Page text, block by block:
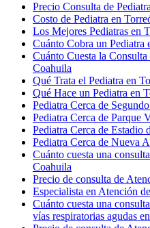
Precio Consulta de
Costo de Pediatra en
Los Mejores Pediatras en
Cuánto Cobra un Pediatra
Cuánto Cuesta la
Coahuila
Qué Trata el Pediatra en
Qué Hace un Pediatra en
Pediatra Cerca de
Pediatra Cerca de Parque
Pediatra Cerca de Estadio
Pediatra Cerca de Nueva
Cuánto cuesta una
Coahuila
Precio de consulta de
Especialista en Atención
Cuánto cuesta una
vías respiratorias agudas